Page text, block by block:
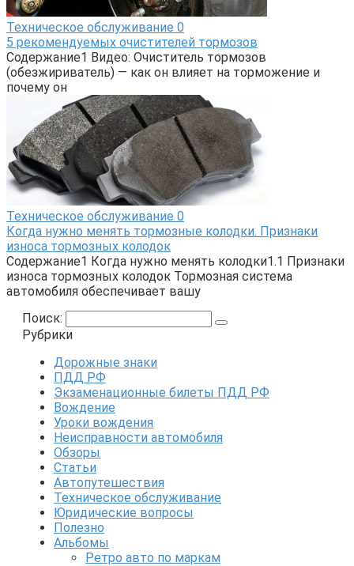
Техническое обслуживание 0
5 рекомендуемых очистителей тормозов
Содержание1 Видео: Очиститель тормозов
(обезжириватель) — как он влияет на торможение и
почему он
Техническое обслуживание 0
Когда нужно менять тормозные колодки. Признаки
износа тормозных колодок
Содержание1 Когда нужно менять колодки1.1 Признаки
износа тормозных колодок Тормозная система
автомобиля обеспечивает вашу
Поиск:
Рубрики
Дорожные знаки
ПДД РФ
Экзаменационные билеты ПДД РФ
Вождение
Уроки вождения
Неисправности автомобиля
Обзоры
Статьи
Автопутешествия
Техническое обслуживание
Юридические вопросы
Полезно
Альбомы
Ретро авто по маркам